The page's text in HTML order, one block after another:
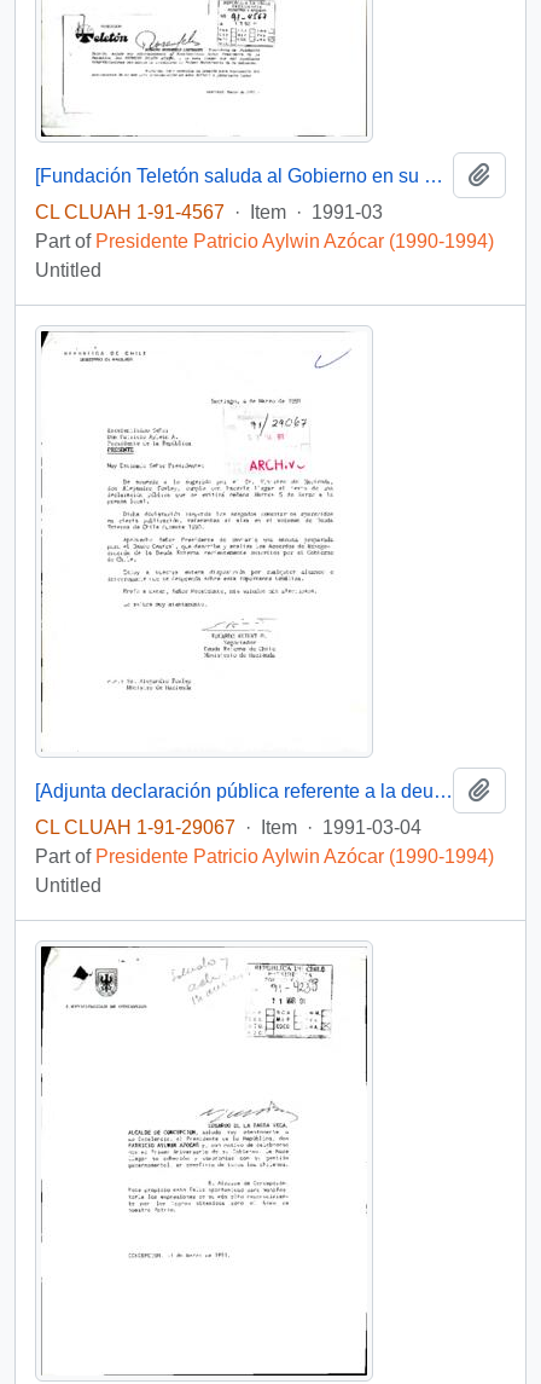
[Fundación Teletón saluda al Gobierno en su primer aniversario]
CL CLUAH 1-91-4567 · Item · 1991-03
Part of Presidente Patricio Aylwin Azócar (1990-1994)
Untitled
[Adjunta declaración pública referente a la deuda externa chilena]
CL CLUAH 1-91-29067 · Item · 1991-03-04
Part of Presidente Patricio Aylwin Azócar (1990-1994)
Untitled